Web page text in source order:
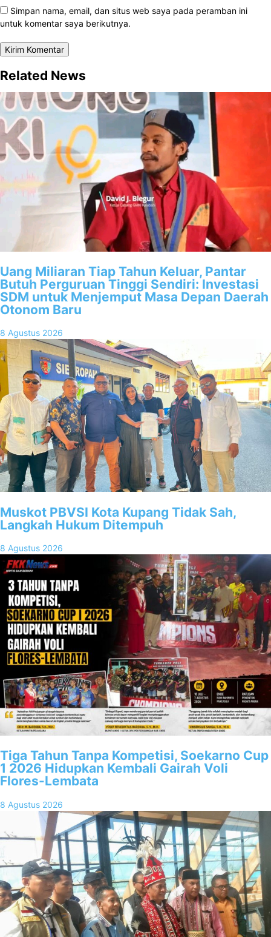
Simpan nama, email, dan situs web saya pada peramban ini
untuk komentar saya berikutnya.
Related News
Uang Miliaran Tiap Tahun Keluar, Pantar
Butuh Perguruan Tinggi Sendiri: Investasi
SDM untuk Menjemput Masa Depan Daerah
Otonom Baru
8 Agustus 2026
Muskot PBVSI Kota Kupang Tidak Sah,
Langkah Hukum Ditempuh
8 Agustus 2026
Tiga Tahun Tanpa Kompetisi, Soekarno Cup
1 2026 Hidupkan Kembali Gairah Voli
Flores-Lembata
8 Agustus 2026